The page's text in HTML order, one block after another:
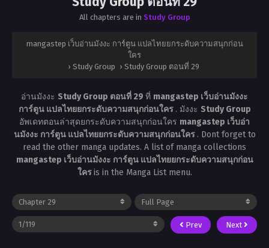
All chapters are in Study Group
mangastep เว็บอ่านมังงะ การ์ตูน แปลไทยยกระดับความสนุกก่อน
ใคร
› Study Group › Study Group ตอนที่ 29
อ่านมังงะ Study Group ตอนที่ 29 ที่ mangastep เว็บอ่านมังงะ
การ์ตูน แปลไทยยกระดับความสนุกก่อนใคร . มังงะ Study Group
อัพเดทตอนล่าสุดยกระดับความสนุกก่อนใคร mangastep เว็บอ่า
นมังงะ การ์ตูน แปลไทยยกระดับความสนุกก่อนใคร . Dont forget to
read the other manga updates. A list of manga collections
mangastep เว็บอ่านมังงะ การ์ตูน แปลไทยยกระดับความสนุกก่อน
ใครis in the Manga List menu.
Prev Next